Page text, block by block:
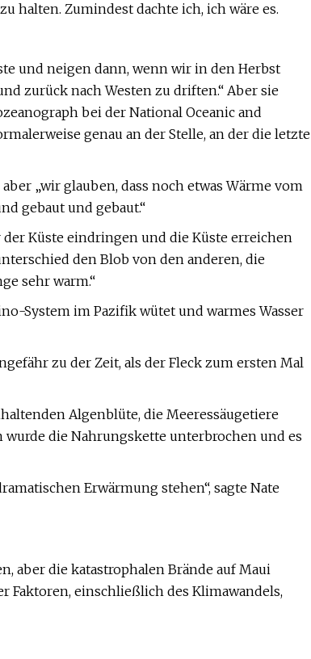
halten. Zumindest dachte ich, ich wäre es.
und neigen dann, wenn wir in den Herbst
zurück nach Westen zu driften.“ Aber sie
bei der National Oceanic and
genau an der Stelle, an der die letzte
„wir glauben, dass noch etwas Wärme vom
gebaut und gebaut.“
der Küste eindringen und die Küste erreichen
den Blob von den anderen, die
sehr warm.“
System im Pazifik wütet und warmes Wasser
zu der Zeit, als der Fleck zum ersten Mal
Algenblüte, die Meeressäugetiere
die Nahrungskette unterbrochen und es
Erwärmung stehen“, sagte Nate
aber die katastrophalen Brände auf Maui
Faktoren, einschließlich des Klimawandels,